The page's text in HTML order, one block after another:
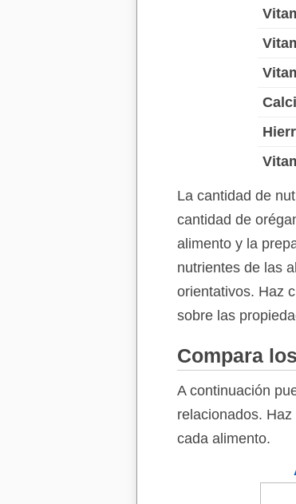
La cantidad de
cantidad de
alimento y la
nutrientes de las
orientativos. Haz
sobre las
Compara
A continuación
relacionados.
cada alimento.